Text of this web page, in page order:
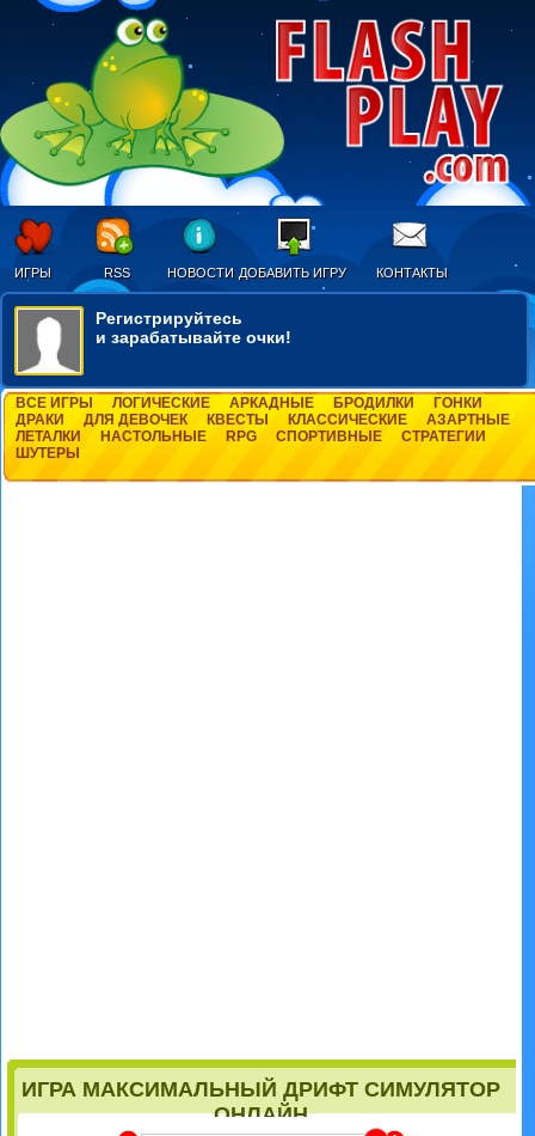
ИГРЫ RSS НОВОСТИ ДОБАВИТЬ ИГРУ КОНТАКТЫ
Регистрируйтесь
и зарабатывайте очки!
ВСЕ ИГРЫ ЛОГИЧЕСКИЕ АРКАДНЫЕ БРОДИЛКИ
ГОНКИ
ДРАКИ
ДЛЯ ДЕВОЧЕК КВЕСТЫ КЛАССИЧЕСКИЕ
АЗАРТНЫЕ
ЛЕТАЛКИ
НАСТОЛЬНЫЕ RPG СПОРТИВНЫЕ
СТРАТЕГИИ
ШУТЕРЫ
ИГРА МАКСИМАЛЬНЫЙ ДРИФТ СИМУЛЯТОР
ОНЛАЙН